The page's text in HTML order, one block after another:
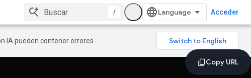
/ Acceder
IA pueden contener errores.